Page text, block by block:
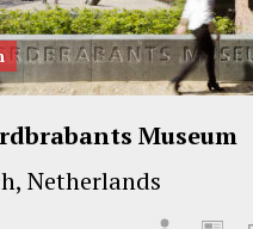
Museum
Netherlands